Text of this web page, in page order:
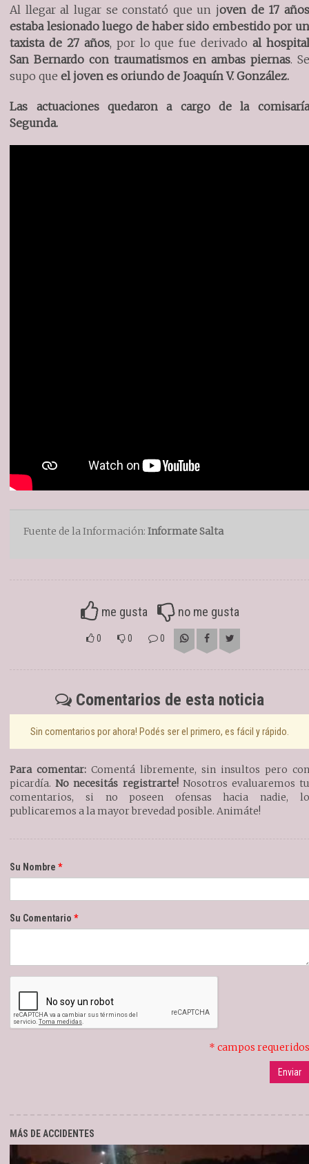
Al llegar al lugar se constató que un joven de 17 años
estaba lesionado luego de haber sido embestido por un
taxista de 27 años, por lo que fue derivado al hospital
San Bernardo con traumatismos en ambas piernas. Se
supo queel joven es oriundo de Joaquín V. González.
Las actuaciones quedaron a cargo de la comisaría
Segunda.
Fuente de la Información:Informate Salta
me gusta no me gusta
0 0 0
Comentarios de esta noticia
Sin comentarios por ahora! Podés ser el primero, es fácil y rápido.
Para comentar: Comentá libremente, sin insultos pero con
picardía.No necesitás registrarte!Nosotros evaluaremos tu
comentarios, si no poseen ofensas hacia nadie, lo
publicaremos a la mayor brevedad posible. Animáte!
Su Nombre
Su Comentario
* campos requeridos
MÁS DE ACCIDENTES